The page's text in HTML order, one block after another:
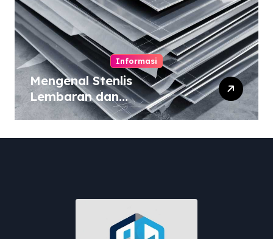
Informasi
Mengenal Stenlis
Lembaran dan
Komposisinya